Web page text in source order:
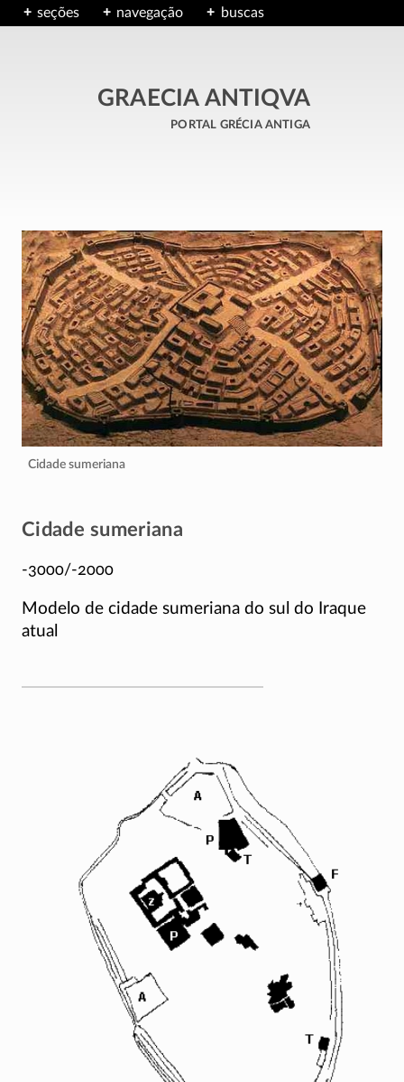
seções navegação buscas
GRAECIA ANTIQVA
portal grécia antiga
Cidade sumeriana
Cidade sumeriana
-3000/-2000
Modelo de cidade sumeriana do sul do Iraque
atual